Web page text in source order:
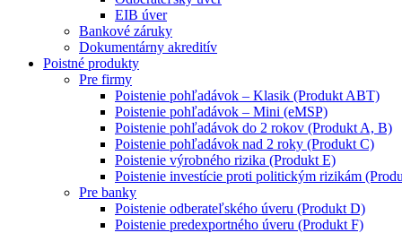
EIB úver
Bankové záruky
Dokumentárny akreditív
Poistné produkty
Pre firmy
Poistenie pohľadávok – Klasik (Produkt ABT)
Poistenie pohľadávok – Mini (eMSP)
Poistenie pohľadávok do 2 rokov (Produkt A, B)
Poistenie pohľadávok nad 2 roky (Produkt C)
Poistenie výrobného rizika (Produkt E)
Poistenie investície proti politickým rizikám
Pre banky
Poistenie odberateľského úveru (Produkt D)
Poistenie predexportného úveru (Produkt F)